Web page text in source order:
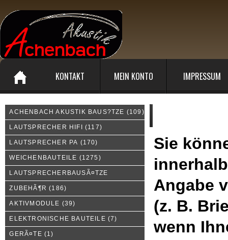
KONTAKT MEIN KONTO IMPRESSUM
ACHENBACH AKUSTIK BAUS?TZE (109)
LAUTSPRECHER HIFI (117)
LAUTSPRECHER PA (170)
WEICHENBAUTEILE (1275)
LAUTSPRECHERBAUSÃ¤TZE
ZUBEHÃ¶R (186)
AKTIVMODULE (39)
ELEKTRONISCHE BAUTEILE (7)
GERÃ¤TE (1)
Sie
Angabe
(z. B.
wenn